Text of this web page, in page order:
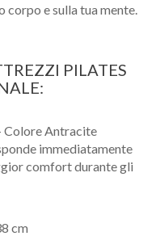
e sulla tua mente.
PILATES
Colore Antracite
immediatamente
comfort durante gli
cm